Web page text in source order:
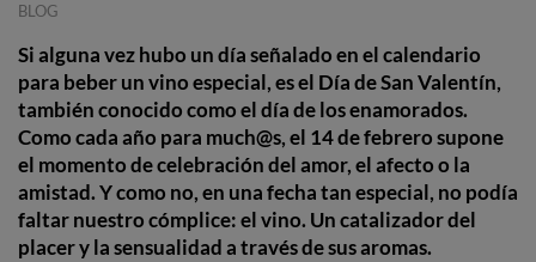
BLOG
Si alguna vez hubo un día señalado en el calendario
para beber un vino especial, es el Día de San Valentín,
también conocido como el día de los enamorados.
Como cada año para much@s, el 14 de febrero supone
el momento de celebración del amor, el afecto o la
amistad. Y como no, en una fecha tan especial, no podía
faltar nuestro cómplice: el vino. Un catalizador del
placer y la sensualidad a través de sus aromas.